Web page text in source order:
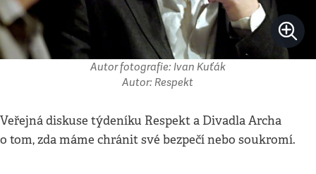
Autor fotografie: Ivan Kuťák
Autor: Respekt
Veřejná diskuse týdeníku Respekt a Divadla Archa
o tom, zda máme chránit své bezpečí nebo soukromí.